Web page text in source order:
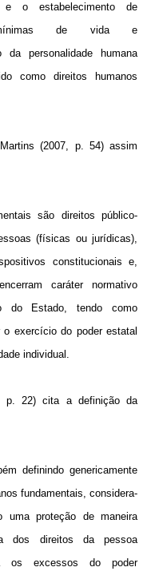
e o estabelecimento de
de vida e
da personalidade humana
como direitos humanos
(2007, p. 54) assim
são direitos público-
(físicas ou jurídicas),
constitucionais e,
caráter normativo
do Estado, tendo como
o exercício do poder estatal
individual.
p. 22) cita a definição da
definindo genericamente
fundamentais, considera-
uma proteção de maneira
dos direitos da pessoa
os excessos do poder